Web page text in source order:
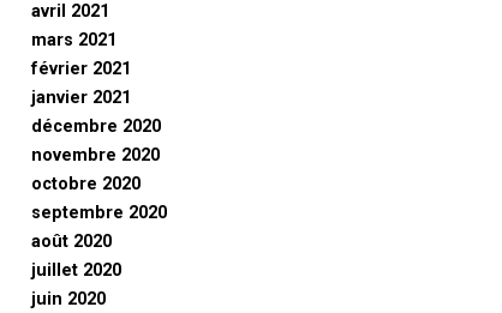
avril 2021
mars 2021
février 2021
janvier 2021
décembre 2020
novembre 2020
octobre 2020
septembre 2020
août 2020
juillet 2020
juin 2020